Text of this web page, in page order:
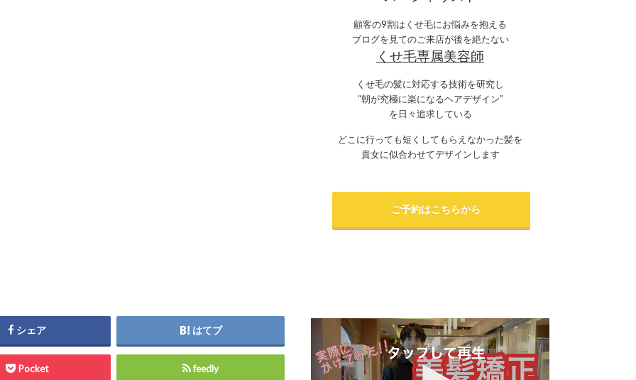
シェア はてブ
Pocket feedly
顧客の9割はくせ毛にお悩みを抱える
ブログを見てのご来店が後を絶たない
くせ毛専属美容師
くせ毛の髪に対応する技術を研究し
“朝が究極に楽になるヘアデザイン”
を日々追求している
どこに行っても短くしてもらえなかった髪を
貴女に似合わせてデザインします
ご予約はこちらから